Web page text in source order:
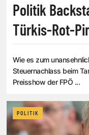
Politik
Türkis-Rot-
Wie es zum
Steuernachlass beim
Preisshow der FPÖ ...
POLITIK